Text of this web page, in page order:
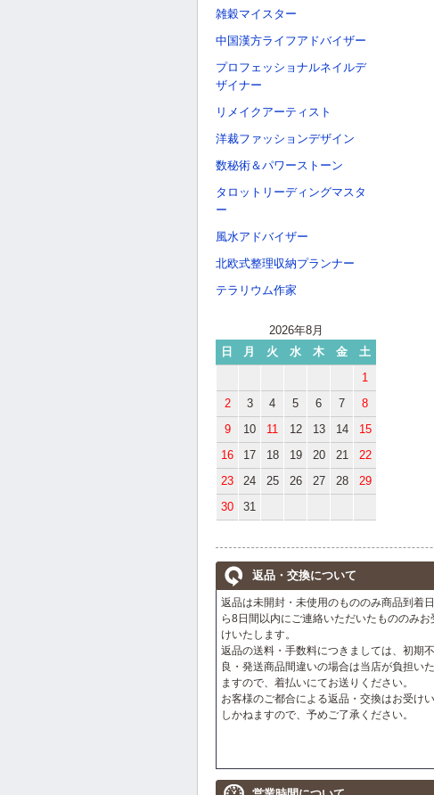
雑穀マイスター
中国漢方ライフアドバイザー
プロフェッショナルネイルデ
ザイナー
リメイクアーティスト
洋裁ファッションデザイン
数秘術＆パワーストーン
タロットリーディングマスタ
ー
風水アドバイザー
北欧式整理収納プランナー
テラリウム作家
2026年8月
日
月 火 水 木 金
土
1
2
3 4 5 6 7
8
9
10 11 12 13 14
15
16
17 18 19 20 21
22
23
24 25 26 27 28
29
30
31
返品・交換について
返品は未開封・未使用のもののみ商品到着
ら8日間以内にご連絡いただいたもののみお
けいたします。
返品の送料・手数料につきましては、初期不
良・発送商品間違いの場合は当店が負担い
ますので、着払いにてお送りください。
お客様のご都合による返品・交換はお受け
しかねますので、予めご了承ください。